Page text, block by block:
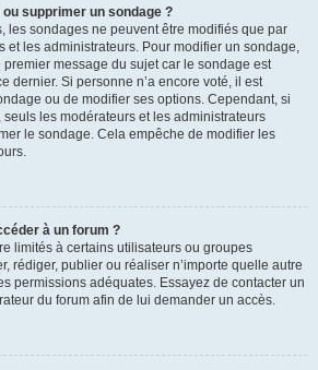
supprimer un sondage ?
les sondages ne peuvent être modifiés que par
et les administrateurs. Pour modifier un sondage,
message du sujet car le sondage est
dernier. Si personne n’a encore voté, il est
ou de modifier ses options. Cependant, si
les modérateurs et les administrateurs
le sondage. Cela empêche de modifier les
à un forum ?
limités à certains utilisateurs ou groupes
rédiger, publier ou réaliser n’importe quelle autre
permissions adéquates. Essayez de contacter un
du forum afin de lui demander un accès.